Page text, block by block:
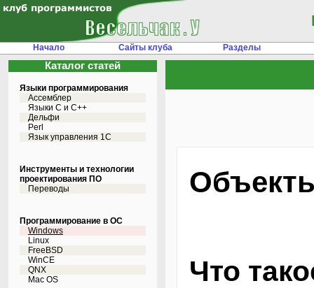
Начало Сайты клуба Разделы
Каталог статей
Языки программирования
Ассемблер
Языки С и C++
Дельфи
Perl
Язык управления 1С
Инструменты и технологии
проектирования ПО
Переводы
Программирование в ОС
Windows
Linux
FreeBSD
WinCE
QNX
Mac OS
Что